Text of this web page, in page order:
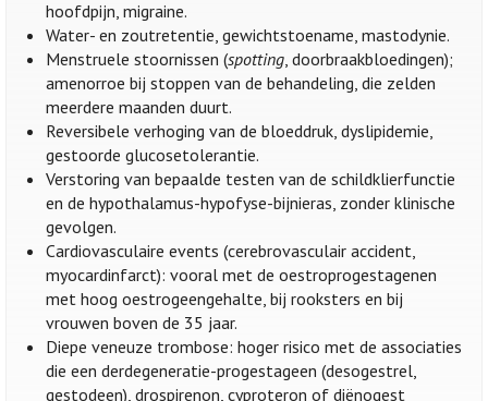
hoofdpijn, migraine.
Water- en zoutretentie, gewichtstoename, mastodynie.
Menstruele stoornissen (spotting, doorbraakbloedingen);
amenorroe bij stoppen van de behandeling, die zelden
meerdere maanden duurt.
Reversibele verhoging van de bloeddruk, dyslipidemie,
gestoorde glucosetolerantie.
Verstoring van bepaalde testen van de schildklierfunctie
en de hypothalamus-hypofyse-bijnieras, zonder klinische
gevolgen.
Cardiovasculaire events (cerebrovasculair accident,
myocardinfarct): vooral met de oestroprogestagenen
met hoog oestrogeengehalte, bij rooksters en bij
vrouwen boven de 35 jaar.
Diepe veneuze trombose: hoger risico met de associaties
die een derdegeneratie-progestageen (desogestrel,
gestodeen), drospirenon, cyproteron of diënogest